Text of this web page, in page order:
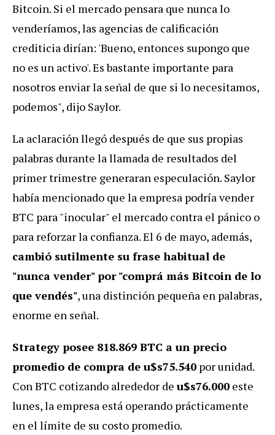
Bitcoin. Si el mercado pensara que nunca lo
venderíamos, las agencias de calificación
crediticia dirían: 'Bueno, entonces supongo que
no es un activo'. Es bastante importante para
nosotros enviar la señal de que si lo necesitamos,
podemos", dijo Saylor.
La aclaración llegó después de que sus propias
palabras durante la llamada de resultados del
primer trimestre generaran especulación. Saylor
había mencionado que la empresa podría vender
BTC para "inocular" el mercado contra el pánico o
para reforzar la confianza. El 6 de mayo, además,
cambió sutilmente su frase habitual de
"nunca vender" por "comprá más Bitcoin de lo
que vendés", una distinción pequeña en palabras,
enorme en señal.
Strategy posee 818.869 BTC a un precio
promedio de compra de u$s75.540 por unidad.
Con BTC cotizando alrededor de u$s76.000 este
lunes, la empresa está operando prácticamente
en el límite de su costo promedio.